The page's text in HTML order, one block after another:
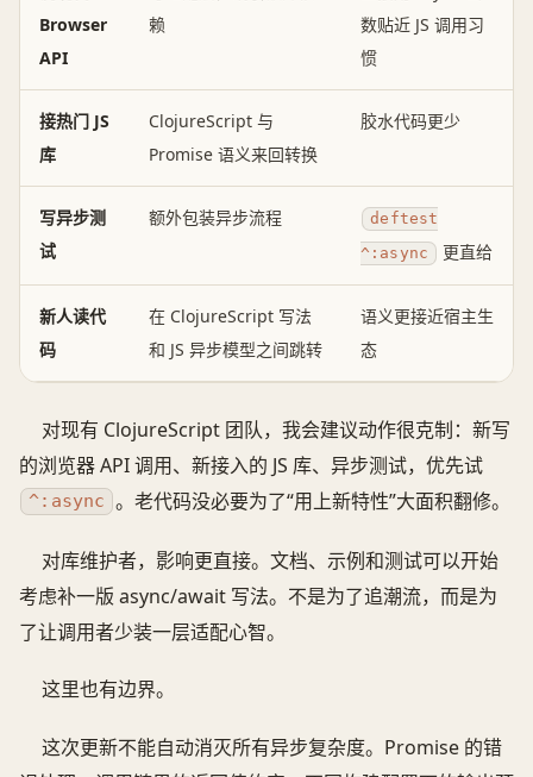
Browser
API
赖
数贴近 JS 调用习
惯
接热门 JS
库
ClojureScript 与
Promise 语义来回转换
胶水代码更少
写异步测
试
额外包装异步流程
deftest
^:async
更直给
新人读代
码
在 ClojureScript 写法
和 JS 异步模型之间跳转
语义更接近宿主生
态
对现有 ClojureScript 团队，我会建议动作很克制：新写
的浏览器 API 调用、新接入的 JS 库、异步测试，优先试
^:async 。老代码没必要为了“用上新特性”大面积翻修。
对库维护者，影响更直接。文档、示例和测试可以开始
考虑补一版 async/await 写法。不是为了追潮流，而是为
了让调用者少装一层适配心智。
这里也有边界。
这次更新不能自动消灭所有异步复杂度。Promise 的错